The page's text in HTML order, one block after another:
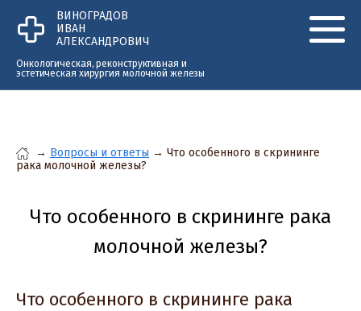
ВИНОГРАДОВ
ИВАН
АЛЕКСАНДРОВИЧ
Онкологическая, реконструктивная и
эстетическая хирургия молочной железы
Вы здесь
→ Вопросы и ответы → Что особенного в скрининге
рака молочной железы?
Что особенного в скрининге рака
молочной железы?
Что особенного в скрининге рака